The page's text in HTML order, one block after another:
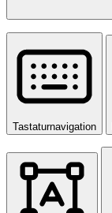
Tastaturnavigation